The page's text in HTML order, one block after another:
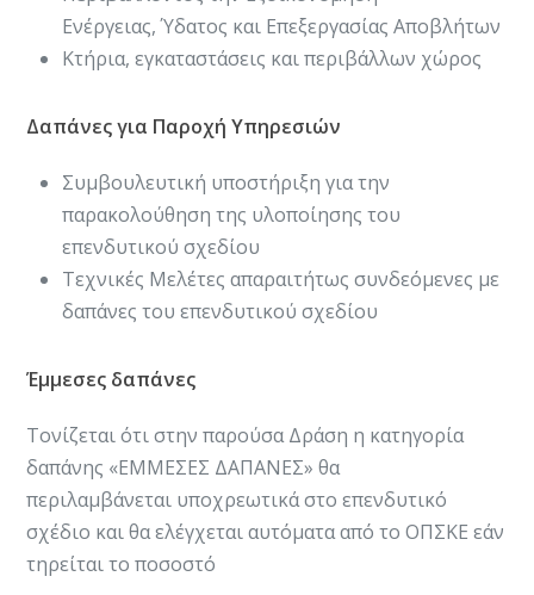
Ενέργειας, Ύδατος και Επεξεργασίας Αποβλήτων
Κτήρια, εγκαταστάσεις και περιβάλλων χώρος
Δαπάνες για Παροχή Υπηρεσιών
Συμβουλευτική υποστήριξη για την
παρακολούθηση της υλοποίησης του
επενδυτικού σχεδίου
Τεχνικές Μελέτες απαραιτήτως συνδεόμενες με
δαπάνες του επενδυτικού σχεδίου
Έμμεσες δαπάνες
Τονίζεται ότι στην παρούσα Δράση η κατηγορία
δαπάνης «ΕΜΜΕΣΕΣ ΔΑΠΑΝΕΣ» θα
περιλαμβάνεται υποχρεωτικά στο επενδυτικό
σχέδιο και θα ελέγχεται αυτόματα από το ΟΠΣΚΕ εάν
τηρείται το ποσοστό